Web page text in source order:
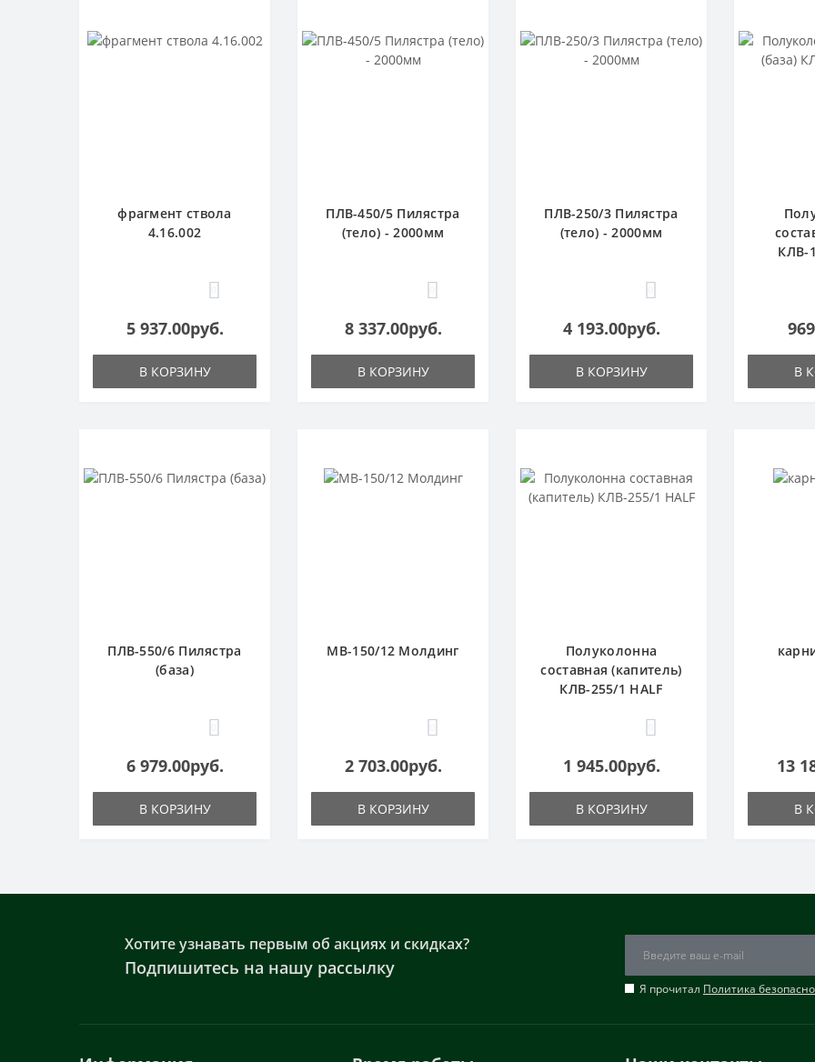
фрагмент ствола
4.16.002
5 937.00руб.
В КОРЗИНУ
ПЛВ-450/5 Пилястра
(тело) - 2000мм
8 337.00руб.
В КОРЗИНУ
ПЛВ-250/3 Пилястра
(тело) - 2000мм
4 193.00руб.
В КОРЗИНУ
КЛВ-
В
ПЛВ-550/6 Пилястра
(база)
6 979.00руб.
В КОРЗИНУ
МВ-150/12 Молдинг
2 703.00руб.
В КОРЗИНУ
Полуколонна
составная (капитель)
КЛВ-255/1 HALF
1 945.00руб.
В КОРЗИНУ
13
В
Хотите узнавать первым об акциях и скидках?
Подпишитесь на нашу рассылку
Я прочитал Политика